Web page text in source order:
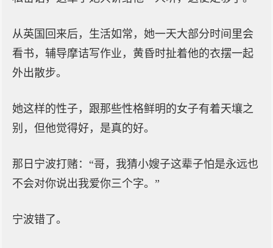
从英国回来后，生活如常，她一天大部分时间里会
看书，辅导摩诘写作业，黄昏时扯着他的衣摆一起
外出散步。
她这样的性子，跟那些性格鲜明的女子有着天壤之
别，但他觉得好，是真的好。
那日宁波打赌：“哥，我猜小嫂子这辈子怕是永远也
不会对你说出我爱你三个字。”
宁波错了。